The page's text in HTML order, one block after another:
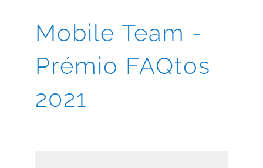
Mobile Team -
Prémio FAQtos
2021